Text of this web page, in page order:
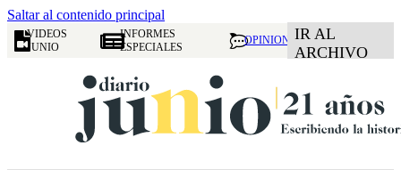
Saltar al contenido principal
VIDEOS
JUNIO
INFORMES
ESPECIALES
OPINION IR AL
ARCHIVO